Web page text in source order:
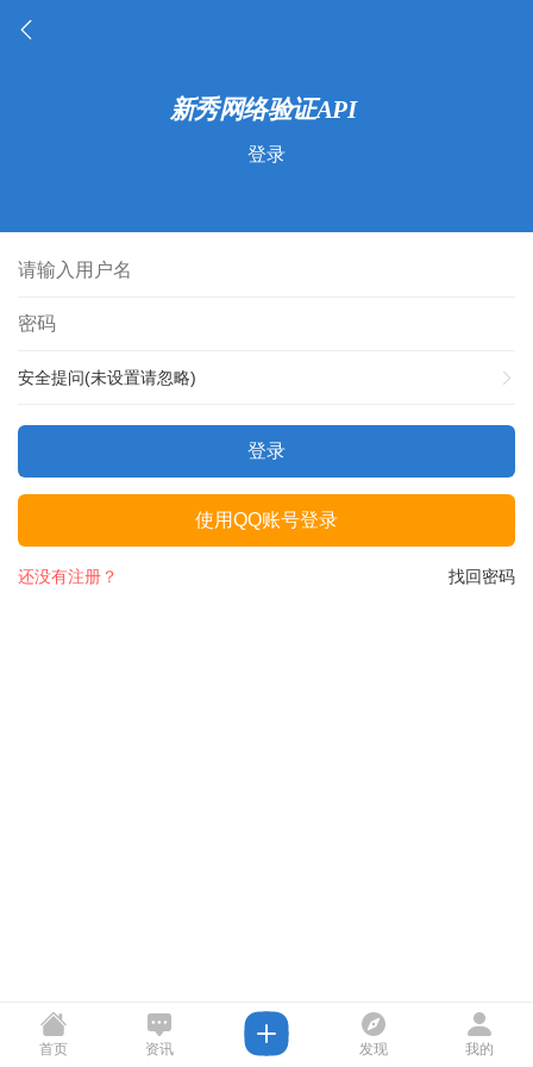
登录
安全提问(未设置请忽略)
登录
使用QQ账号登录
找回密码
还没有注册？
首页 资讯 发现 我的